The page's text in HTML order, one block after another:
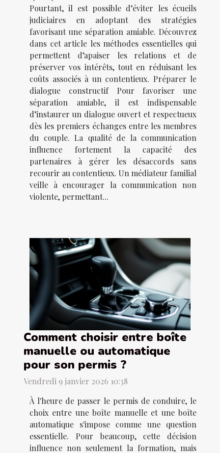
Pourtant, il est possible d’éviter les écueils
judiciaires en adoptant des stratégies
favorisant une séparation amiable. Découvrez
dans cet article les méthodes essentielles qui
permettent d’apaiser les relations et de
préserver vos intérêts, tout en réduisant les
coûts associés à un contentieux. Préparer le
dialogue constructif Pour favoriser une
séparation amiable, il est indispensable
d’instaurer un dialogue ouvert et respectueux
dès les premiers échanges entre les membres
du couple. La qualité de la communication
influence fortement la capacité des
partenaires à gérer les désaccords sans
recourir au contentieux. Un médiateur familial
veille à encourager la communication non
violente, permettant...
Comment choisir entre boîte
manuelle ou automatique
pour son permis ?
Vendredi 9 janvier 2026 10:38
À l'heure de passer le permis de conduire, le
choix entre une boîte manuelle et une boîte
automatique s'impose comme une question
essentielle. Pour beaucoup, cette décision
influence non seulement la formation, mais